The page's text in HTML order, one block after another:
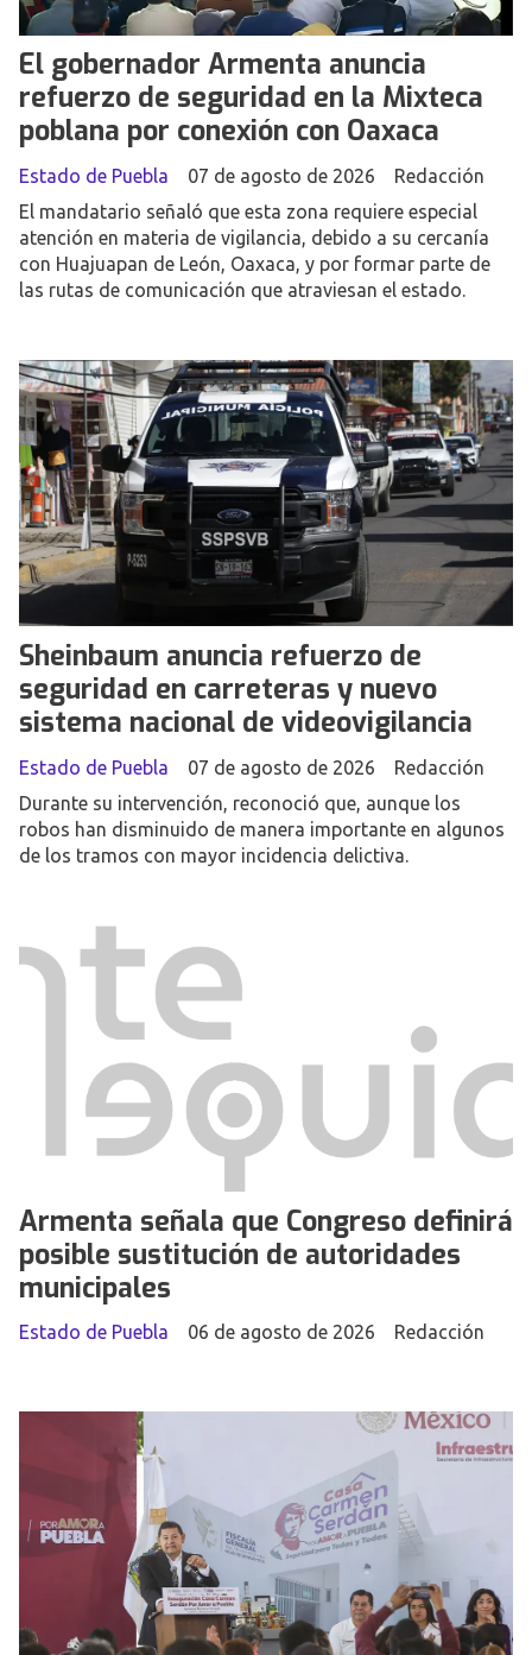
El gobernador Armenta anuncia
refuerzo de seguridad en la Mixteca
poblana por conexión con Oaxaca
Redacción
Estado de Puebla
07 de agosto de 2026
El mandatario señaló que esta zona requiere especial
atención en materia de vigilancia, debido a su cercanía
con Huajuapan de León, Oaxaca, y por formar parte de
las rutas de comunicación que atraviesan el estado.
Sheinbaum anuncia refuerzo de
seguridad en carreteras y nuevo
sistema nacional de videovigilancia
Redacción
Estado de Puebla
07 de agosto de 2026
Durante su intervención, reconoció que, aunque los
robos han disminuido de manera importante en algunos
de los tramos con mayor incidencia delictiva.
Armenta señala que Congreso definirá
posible sustitución de autoridades
municipales
Redacción
Estado de Puebla 06 de agosto de 2026